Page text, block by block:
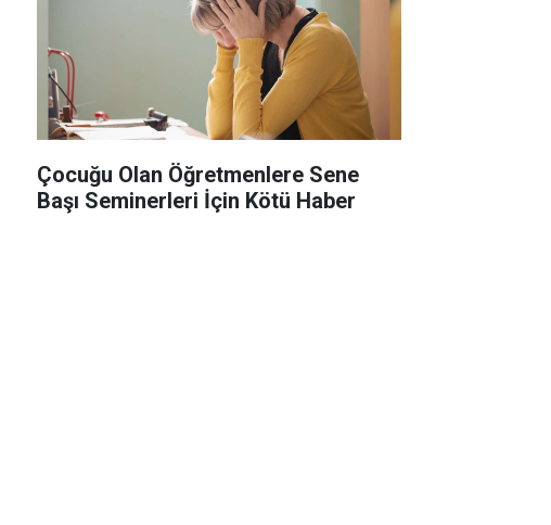
Çocuğu Olan Öğretmenlere Sene
Başı Seminerleri İçin Kötü Haber